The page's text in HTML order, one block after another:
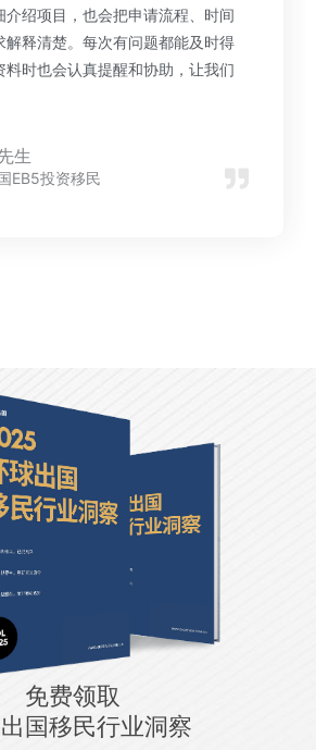
介绍项目，也会把申请流程、时间
解释清楚。每次有问题都能及时得
料时也会认真提醒和协助，让我们
生
EB5投资移民
免费领取
国移民行业洞察